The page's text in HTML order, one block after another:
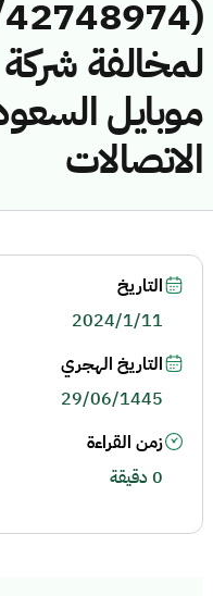
لمخالفة
موبايل
الاتصالات
التاريخ
2024/1/11
التاريخ الهجري
29/06/1445
زمن القراءة
0 دقيقة